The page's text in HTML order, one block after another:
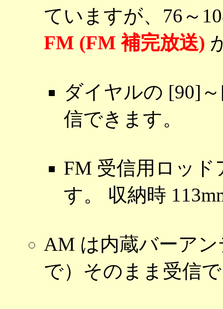
ていますが、76～
FM (FM 補完放送)
ダイヤルの [90]
信できます。
FM 受信用ロッ
す。 収納時
AM は内蔵バーア
で）そのまま受信